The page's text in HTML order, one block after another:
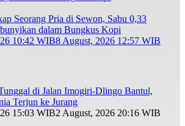
Seorang Pria di Sewon, Sabu 0,33
dalam Bungkus Kopi
10:42 WIB8 August, 2026 12:57 WIB
di Jalan Imogiri-Dlingo Bantul,
Terjun ke Jurang
15:03 WIB2 August, 2026 20:16 WIB